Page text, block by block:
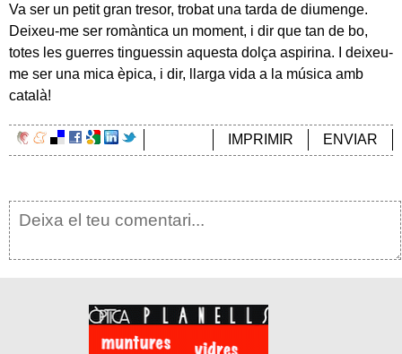
Va ser un petit gran tresor, trobat una tarda de diumenge.
Deixeu-me ser romàntica un moment, i dir que tan de bo,
totes les guerres tinguessin aquesta dolça aspirina. I deixeu-
me ser una mica èpica, i dir, llarga vida a la música amb
català!
ENVIAR
IMPRIMIR